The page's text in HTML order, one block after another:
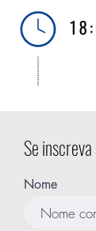
Se inscreva
Nome